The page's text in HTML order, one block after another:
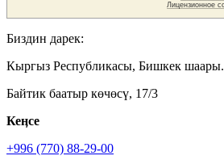
Биздин дарек:
Кыргыз Республикасы, Бишкек шаары.
Байтик баатыр көчөсү, 17/3
Кеӊсе
+996 (770) 88-29-00